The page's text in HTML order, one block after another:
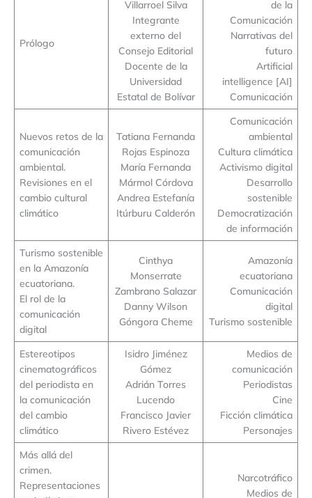
Prólogo
Villarroel Silva
Integrante
externo del
Consejo Editorial
Docente de la
Universidad
Estatal de Bolívar
de la
Comunicación
Narrativas del
futuro
Artificial
intelligence [AI]
Comunicación
Nuevos retos de la
comunicación
ambiental.
Revisiones en el
cambio cultural
climático
Tatiana Fernanda
Rojas Espinoza
María Fernanda
Mármol Córdova
Andrea Estefanía
Itúrburu Calderón
Comunicación
ambiental
Cultura climática
Activismo digital
Desarrollo
sostenible
Democratización
de información
Turismo sostenible
en la Amazonía
ecuatoriana.
El rol de la
comunicación
digital
Cinthya
Monserrate
Zambrano Salazar
Danny Wilson
Góngora Cheme
Amazonía
ecuatoriana
Comunicación
digital
Turismo sostenible
Estereotipos
cinematográficos
del periodista en
la comunicación
del cambio
climático
Isidro Jiménez
Gómez
Adrián Torres
Lucendo
Francisco Javier
Rivero Estévez
Medios de
comunicación
Periodistas
Cine
Ficción climática
Personajes
Más allá del
crimen.
Representaciones
Narcotráfico
Medios de